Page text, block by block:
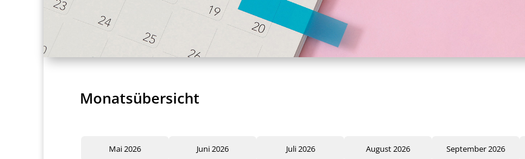
Monatsübersicht
Mai 2026 Juni 2026 Juli 2026 August 2026 September 2026